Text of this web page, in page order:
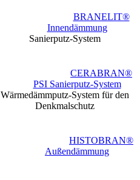
BRANELIT®
Innendämmung
Sanierputz-System
CERABRAN®
PSI Sanierputz-System
Wärmedämmputz-System für den
Denkmalschutz
HISTOBRAN®
Außendämmung